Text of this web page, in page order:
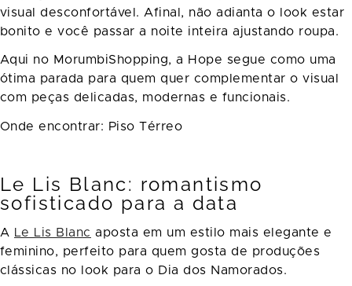
visual desconfortável. Afinal, não adianta o look estar
bonito e você passar a noite inteira ajustando roupa.
Aqui no MorumbiShopping, a Hope segue como uma
ótima parada para quem quer complementar o visual
com peças delicadas, modernas e funcionais.
Onde encontrar: Piso Térreo
Le Lis Blanc: romantismo
sofisticado para a data
A Le Lis Blanc aposta em um estilo mais elegante e
feminino, perfeito para quem gosta de produções
clássicas no look para o Dia dos Namorados.